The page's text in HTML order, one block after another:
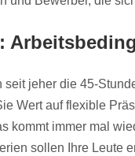
seit jeher die 45-
Wert auf flexible
kommt immer mal
sollen Ihre Leute